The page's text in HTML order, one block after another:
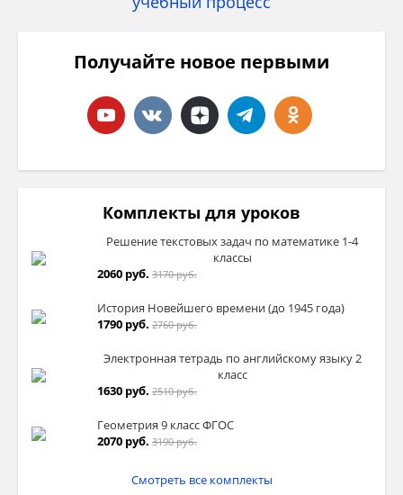
Получайте новое первыми
Комплекты для уроков
Решение текстовых задач по математике 1-4
классы
2060 руб. 3170 руб.
История Новейшего времени (до 1945 года)
1790 руб. 2760 руб.
Электронная тетрадь по английскому языку 2
класс
1630 руб. 2510 руб.
Геометрия 9 класс ФГОС
2070 руб. 3190 руб.
Смотреть все комплекты